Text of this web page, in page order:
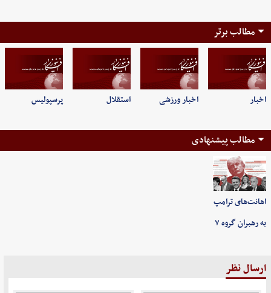
مطالب برتر
اخبار اخبار ورزشی استقلال پرسپولیس
مطالب پیشنهادی
اهانت‌های ترامپ
به رهبران گروه ۷
ارسال نظر